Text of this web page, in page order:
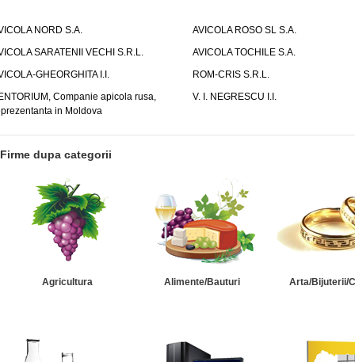
NORD S.A.
AVICOLA ROSO SL S.A.
SARATENII VECHI S.R.L.
AVICOLA TOCHILE S.A.
GHEORGHITA I.I.
ROM-CRIS S.R.L.
Companie apicola rusa,
in Moldova
V. I. NEGRESCU I.I.
Firme dupa categorii
Agricultura Alimente/Bauturi Arta/Bijuterii/